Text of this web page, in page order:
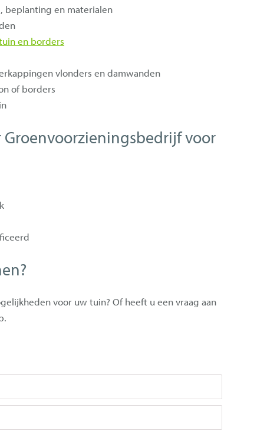
beplanting en materialen
en borders
vlonders en damwanden
of borders
Groenvoorzieningsbedrijf voor
voor uw tuin? Of heeft u een vraag aan